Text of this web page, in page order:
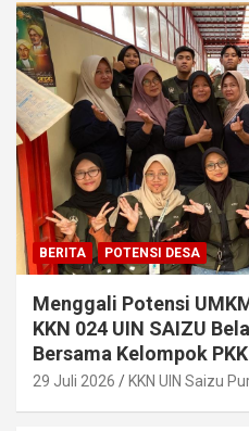
BERITA POTENSI DESA
Menggali Potensi
KKN 024 UIN SAIZU
Bersama Kelompok
29 Juli 2026 KKN UIN Saizu